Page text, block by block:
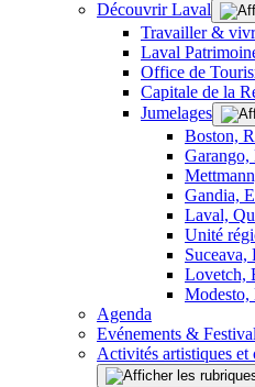
Découvrir Laval
Travailler &
Laval
Office de
Capitale de la
Jumelages
Boston,
Garango,
Gandia,
Laval,
Unité
Suceava,
Lovetch,
Modesto,
Agenda
Evénements &
Activités artistiques et